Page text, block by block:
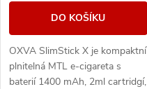
DO KOŠÍKU
OXVA SlimStick X je kompaktní
plnitelná MTL e-cigareta s
baterií 1400 mAh, 2ml cartridgí,